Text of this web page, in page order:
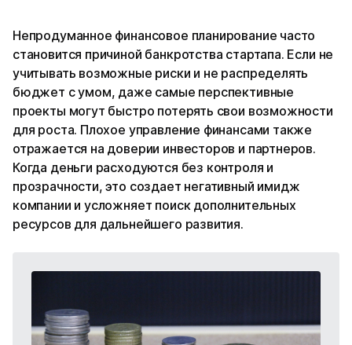
Непродуманное финансовое планирование часто
становится причиной банкротства стартапа. Если не
учитывать возможные риски и не распределять
бюджет с умом, даже самые перспективные
проекты могут быстро потерять свои возможности
для роста. Плохое управление финансами также
отражается на доверии инвесторов и партнеров.
Когда деньги расходуются без контроля и
прозрачности, это создает негативный имидж
компании и усложняет поиск дополнительных
ресурсов для дальнейшего развития.